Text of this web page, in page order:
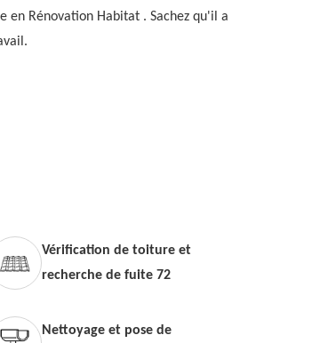
en Rénovation Habitat . Sachez qu'il a
Vérification de toiture et
recherche de fuite 72
Nettoyage et pose de